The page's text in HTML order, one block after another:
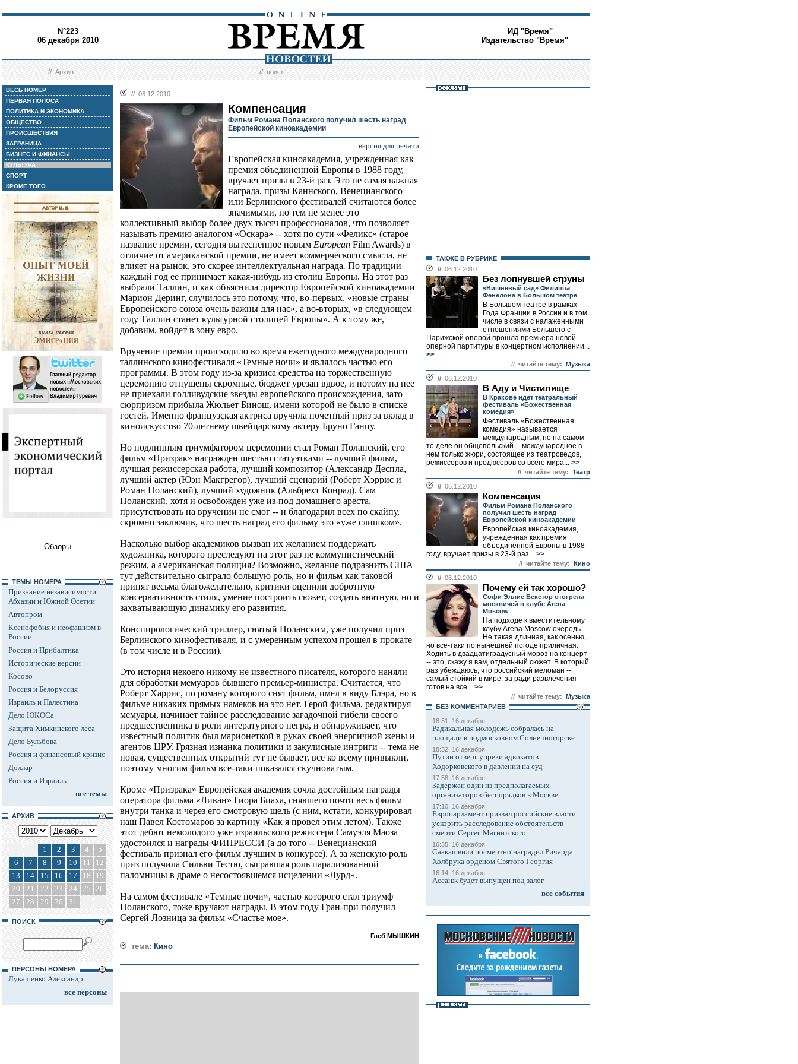
N°223
06 декабря 2010
ИД "Время"
Издательство "Время"
//Архив //поиск
ВЕСЬ НОМЕР
ПЕРВАЯ ПОЛОСА
ПОЛИТИКА И ЭКОНОМИКА
ОБЩЕСТВО
ПРОИСШЕСТВИЯ
ЗАГРАНИЦА
БИЗНЕС И ФИНАНСЫ
КУЛЬТУРА
СПОРТ
КРОМЕ ТОГО
Обзоры
ТЕМЫ НОМЕРА
Признание независимости
Абхазии и Южной Осетии
Автопром
Ксенофобия и неофашизм в
России
Россия и Прибалтика
Исторические версии
Косово
Россия и Белоруссия
Израиль и Палестина
Дело ЮКОСа
Защита Химкинского леса
Дело Бульбова
Россия и финансовый кризис
Доллар
Россия и Израиль
все темы
АРХИВ
1 2 3 4
5
6
7 8 9 10 11
12
13
14 15 16 17 18
19
20
21 22 23 24 25 26
27
28 29 30 31
ПОИСК
ПЕРСОНЫ НОМЕРА
Лукашенко Александр
все персоны
// 06.12.2010
Компенсация
Фильм Романа Поланского получил шесть наград
Европейской киноакадемии
версия для печати
Европейская киноакадемия, учрежденная как
премия объединенной Европы в 1988 году,
вручает призы в 23-й раз. Это не самая важная
награда, призы Каннского, Венецианского
или Берлинского фестивалей считаются более
значимыми, но тем не менее это
коллективный выбор более двух тысяч профессионалов, что позволяет
называть премию аналогом «Оскара» -- хотя по сути «Феликс» (старое
название премии, сегодня вытесненное новым European Film Awards) в
отличие от американской премии, не имеет коммерческого смысла, не
влияет на рынок, это скорее интеллектуальная награда. По традиции
каждый год ее принимает какая-нибудь из столиц Европы. На этот раз
выбрали Таллин, и как объяснила директор Европейской киноакадемии
Марион Деринг, случилось это потому, что, во-первых, «новые страны
Европейского союза очень важны для нас», а во-вторых, «в следующем
году Таллин станет культурной столицей Европы». А к тому же,
добавим, войдет в зону евро.
Вручение премии происходило во время ежегодного международного
таллинского кинофестиваля «Темные ночи» и являлось частью его
программы. В этом году из-за кризиса средства на торжественную
церемонию отпущены скромные, бюджет урезан вдвое, и потому на нее
не приехали голливудские звезды европейского происхождения, зато
сюрпризом прибыла Жюльет Бинош, имени которой не было в списке
гостей. Именно французская актриса вручила почетный приз за вклад в
киноискусство 70-летнему швейцарскому актеру Бруно Ганцу.
Но подлинным триумфатором церемонии стал Роман Поланский, его
фильм «Призрак» награжден шестью статуэтками -- лучший фильм,
лучшая режиссерская работа, лучший композитор (Александр Деспла,
лучший актер (Юэн Макгрегор), лучший сценарий (Роберт Хэррис и
Роман Поланский), лучший художник (Альбрехт Конрад). Сам
Поланский, хотя и освобожден уже из-под домашнего ареста,
присутствовать на вручении не смог -- и благодарил всех по скайпу,
скромно заключив, что шесть наград его фильму это «уже слишком».
Насколько выбор академиков вызван их желанием поддержать
художника, которого преследуют на этот раз не коммунистический
режим, а американская полиция? Возможно, желание подразнить США
тут действительно сыграло большую роль, но и фильм как таковой
принят весьма благожелательно, критики оценили добротную
консервативность стиля, умение построить сюжет, создать внятную, но и
захватывающую динамику его развития.
Конспирологический триллер, снятый Поланским, уже получил приз
Берлинского кинофестиваля, и с умеренным успехом прошел в прокате
(в том числе и в России).
Это история некоего никому не известного писателя, которого наняли
для обработки мемуаров бывшего премьер-министра. Считается, что
Роберт Харрис, по роману которого снят фильм, имел в виду Блэра, но в
фильме никаких прямых намеков на это нет. Герой фильма, редактируя
мемуары, начинает тайное расследование загадочной гибели своего
предшественника в роли литературного негра, и обнаруживает, что
известный политик был марионеткой в руках своей энергичной жены и
агентов ЦРУ. Грязная изнанка политики и закулисные интриги -- тема не
новая, существенных открытий тут не бывает, все ко всему привыкли,
поэтому многим фильм все-таки показался скучноватым.
Кроме «Призрака» Европейская академия сочла достойным награды
оператора фильма «Ливан» Гиора Биаха, снявшего почти весь фильм
внутри танка и через его смотровую щель (с ним, кстати, конкурировал
наш Павел Костомаров за картину «Как я провел этим летом). Также
этот дебют немолодого уже израильского режиссера Самуэля Маоза
удостоился и награды ФИПРЕССИ (а до того -- Венецианский
фестиваль признал его фильм лучшим в конкурсе). А за женскую роль
приз получила Сильви Тестю, сыгравшая роль парализованной
паломницы в драме о несостоявшемся исцелении «Лурд».
На самом фестивале «Темные ночи», частью которого стал триумф
Поланского, тоже вручают награды. В этом году Гран-при получил
Сергей Лозница за фильм «Счастье мое».
Глеб МЫШКИН
тема: Кино
ТАКЖЕ В РУБРИКЕ
// 06.12.2010
Без лопнувшей струны
«Вишневый сад» Филиппа
Фенелона в Большом театре
В Большом театре в рамках
Года Франции в России и в том
числе в связи с налаженными
отношениями Большого с
Парижской оперой прошла премьера новой
оперной партитуры в концертном исполнении...
>>
// читайте тему: Музыка
// 06.12.2010
В Аду и Чистилище
В Кракове идет театральный
фестиваль «Божественная
комедия»
Фестиваль «Божественная
комедия» называется
международным, но на самом-
то деле он общепольский -- международное в
нем только жюри, состоящее из театроведов,
режиссеров и продюсеров со всего мира... >>
// читайте тему: Театр
// 06.12.2010
Компенсация
Фильм Романа Поланского
получил шесть наград
Европейской киноакадемии
Европейская киноакадемия,
учрежденная как премия
объединенной Европы в 1988
году, вручает призы в 23-й раз... >>
// читайте тему: Кино
// 06.12.2010
Почему ей так хорошо?
Софи Эллис Бекстор отогрела
москвичей в клубе Arena
Moscow
На подходе к вместительному
клубу Arena Moscow очередь.
Не такая длинная, как осенью,
но все-таки по нынешней погоде приличная.
Ходить в двадцатиградусный мороз на концерт
-- это, скажу я вам, отдельный сюжет. В который
раз убеждаюсь, что российский меломан --
самый стойкий в мире: за ради развлечения
готов на все... >>
// читайте тему: Музыка
БЕЗ КОМMЕНТАРИЕВ
18:51, 16 декабря
Радикальная молодежь собралась на
площади в подмосковном Солнечногорске
18:32, 16 декабря
Путин отверг упреки адвокатов
Ходорковского в давлении на суд
17:58, 16 декабря
Задержан один из предполагаемых
организаторов беспорядков в Москве
17:10, 16 декабря
Европарламент призвал российские власти
ускорить расследование обстоятельств
смерти Сергея Магнитского
16:35, 16 декабря
Саакашвили посмертно наградил Ричарда
Холбрука орденом Святого Георгия
16:14, 16 декабря
Ассанж будет выпущен под залог
все события